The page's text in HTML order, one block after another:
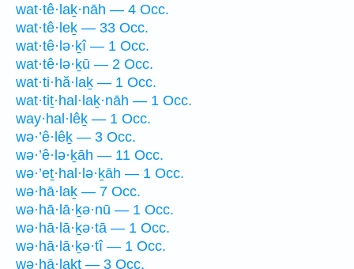
wat·tê·laḵ·nāh — 4 Occ.
wat·tê·leḵ — 33 Occ.
wat·tê·lə·ḵî — 1 Occ.
wat·tê·lə·ḵū — 2 Occ.
wat·ti·hă·laḵ — 1 Occ.
wat·tiṯ·hal·laḵ·nāh — 1 Occ.
way·hal·lêḵ — 1 Occ.
wə·’ê·lêḵ — 3 Occ.
wə·’ê·lə·ḵāh — 11 Occ.
wə·’eṯ·hal·lə·ḵāh — 1 Occ.
wə·hā·laḵ — 7 Occ.
wə·hā·lā·ḵə·nū — 1 Occ.
wə·hā·lā·ḵə·tā — 1 Occ.
wə·hā·lā·ḵə·tî — 1 Occ.
wə·hā·laḵt — 3 Occ.